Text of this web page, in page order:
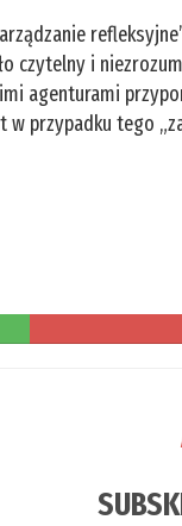
czytelny i
agenturami
w przypadku tego